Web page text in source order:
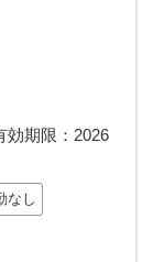
効期限： 2026
なし